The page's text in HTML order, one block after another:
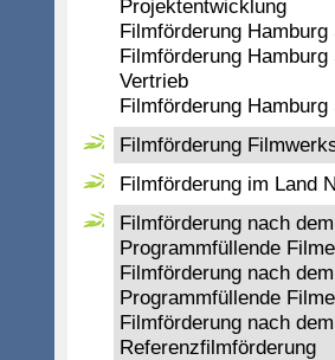
Projektentwicklung
Filmförderung
Filmförderung
Vertrieb
Filmförderung
Filmförderung
Filmförderung im Land
Filmförderung nach
Programmfüllende
Filmförderung nach
Programmfüllende
Filmförderung nach
Referenzfilmförderung